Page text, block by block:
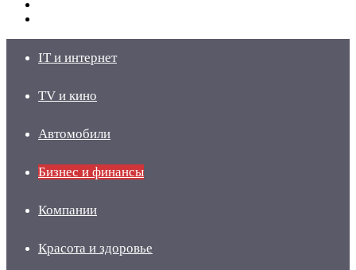
IT и интернет
TV и кино
Автомобили
Бизнес и финансы
Компании
Красота и здоровье